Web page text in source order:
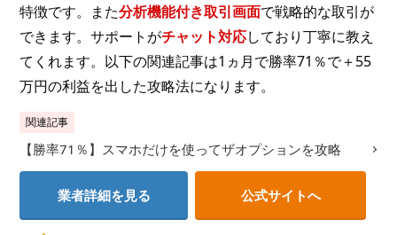
特徴です。また分析機能付き取引画面で戦略的な取引が
できます。サポートがチャット対応しており丁寧に教え
てくれます。以下の関連記事は1ヵ月で勝率71％で＋55
万円の利益を出した攻略法になります。
関連記事
【勝率71％】スマホだけを使ってザオプションを攻略
業者詳細を見る 公式サイトへ